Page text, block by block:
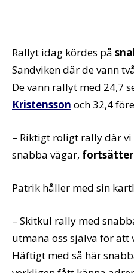
Rallyt idag kördes på
Sandviken där de vann
De vann rallyt med 24,7
Kristensson och 32,4 före
– Riktigt roligt rally där
snabba vägar, fortsätter
Patrik håller med sin
– Skitkul rally med
utmana oss själva för
Häftigt med så här